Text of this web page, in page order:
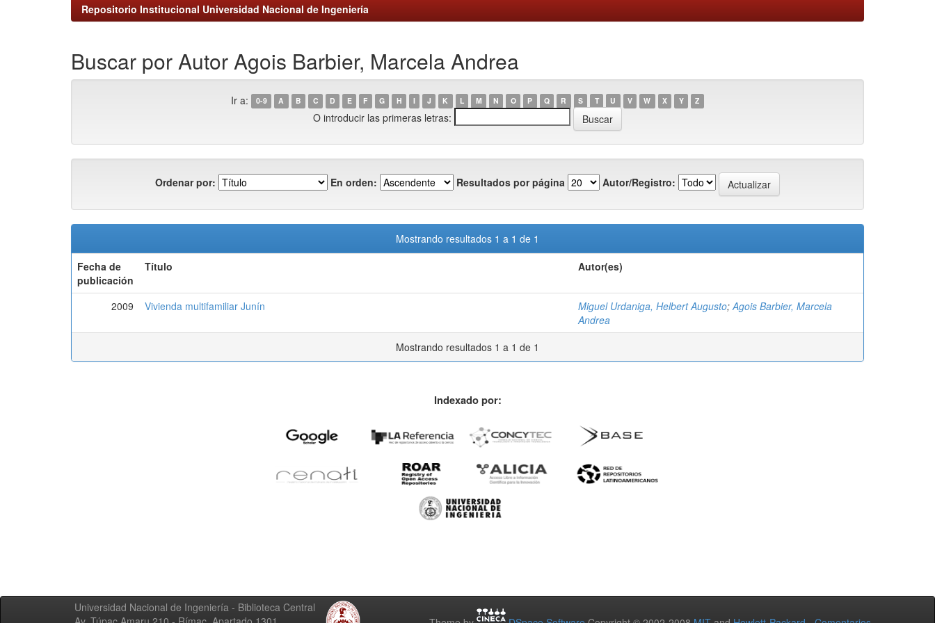
Repositorio Institucional Universidad Nacional de Ingeniería
Buscar por Autor Agois Barbier, Marcela Andrea
Ir a: 0-9 A B C D E F G H I J K L M N O P Q R S T U V W X Y Z
O introducir las primeras letras:
Ordenar por: En orden: Resultados por página Autor/Registro:
Mostrando resultados 1 a 1 de 1
Fecha de
publicación
Título Autor(es)
2009 Vivienda multifamiliar Junín Miguel Urdaniga, Helbert Augusto; Agois Barbier, Marcela
Andrea
Mostrando resultados 1 a 1 de 1
Indexado por:
Universidad Nacional de Ingeniería - Biblioteca Central